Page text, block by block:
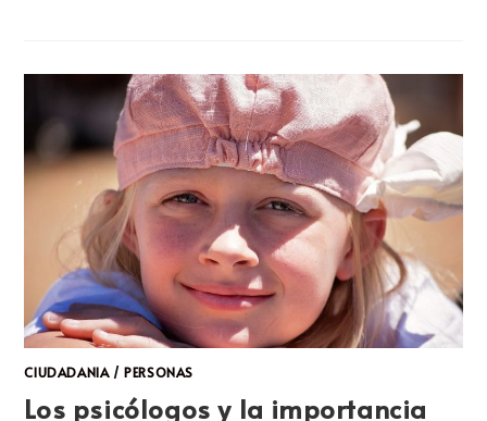
CIUDADANIA/PERSONAS
Los psicólogos y la importancia